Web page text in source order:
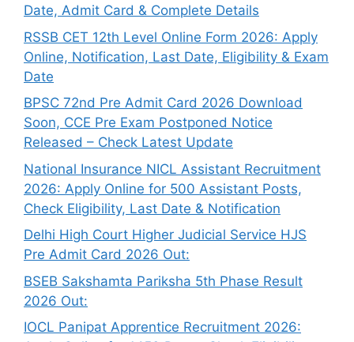
Date, Admit Card & Complete Details
RSSB CET 12th Level Online Form 2026: Apply
Online, Notification, Last Date, Eligibility & Exam
Date
BPSC 72nd Pre Admit Card 2026 Download
Soon, CCE Pre Exam Postponed Notice
Released – Check Latest Update
National Insurance NICL Assistant Recruitment
2026: Apply Online for 500 Assistant Posts,
Check Eligibility, Last Date & Notification
Delhi High Court Higher Judicial Service HJS
Pre Admit Card 2026 Out:
BSEB Sakshamta Pariksha 5th Phase Result
2026 Out:
IOCL Panipat Apprentice Recruitment 2026: